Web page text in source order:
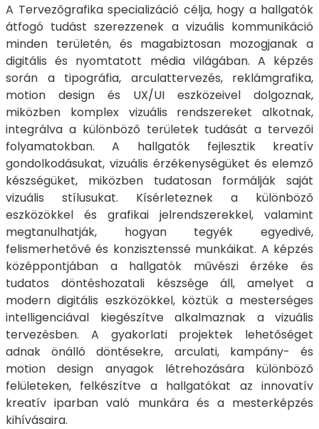
A Tervezőgrafika specializáció célja, hogy a hallgatók
átfogó tudást szerezzenek a vizuális kommunikáció
minden területén, és magabiztosan mozogjanak a
digitális és nyomtatott média világában. A képzés
során a tipográfia, arculattervezés, reklámgrafika,
motion design és UX/UI eszközeivel dolgoznak,
miközben komplex vizuális rendszereket alkotnak,
integrálva a különböző területek tudását a tervezői
folyamatokban. A hallgatók fejlesztik kreatív
gondolkodásukat, vizuális érzékenységüket és elemző
készségüket, miközben tudatosan formálják saját
vizuális stílusukat. Kísérleteznek a különböző
eszközökkel és grafikai jelrendszerekkel, valamint
megtanulhatják, hogyan tegyék egyedivé,
felismerhetővé és konzisztenssé munkáikat. A képzés
középpontjában a hallgatók művészi érzéke és
tudatos döntéshozatali készsége áll, amelyet a
modern digitális eszközökkel, köztük a mesterséges
intelligenciával kiegészítve alkalmaznak a vizuális
tervezésben. A gyakorlati projektek lehetőséget
adnak önálló döntésekre, arculati, kampány- és
motion design anyagok létrehozására különböző
felületeken, felkészítve a hallgatókat az innovatív
kreatív iparban való munkára és a mesterképzés
kihívásaira.